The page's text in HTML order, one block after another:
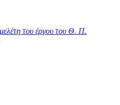
μελέτη του έργου του Θ. Π.